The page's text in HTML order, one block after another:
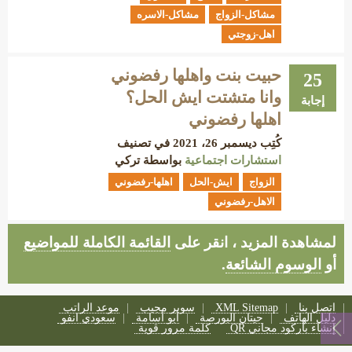
مشاكل-الزواج
مشاكل-الاسره
اهل-زوجتي
25
إجابة
حبيت بنت واهلها رفضوني
وانا متشتت ايش الحل؟
اهلها رفضوني
كُتِب ديسمبر 26، 2021
في تصنيف
استشارات اجتماعية بواسطةتركي
الزواج ايش-الحل
اهلها-رفضوني
الاهل-رفضوني
لمشاهدة المزيد ، انقر على القائمة الكاملة للمواضيع
أو الوسوم الشائعة.
اتصل بنا XML Sitemap سوبر مجيب
موعد الراتب
دليل الهاتف
حيتان البورصة أبو أسامة
سعودي انفو
إنشاء باركود مجاني QR
كلمة مرور قوية